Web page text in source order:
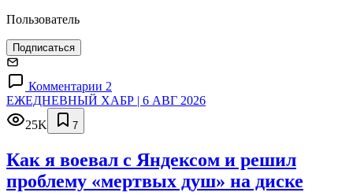
Пользователь
Подписаться
Комментарии 2
ЕЖЕДНЕВНЫЙ ХАБР | 6 АВГ 2026
25K
7
Как я воевал с Яндексом и решил
проблему «мертвых душ» на диске